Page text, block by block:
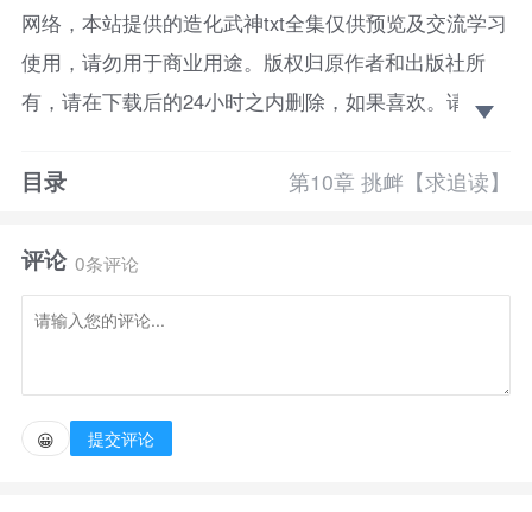
网络，本站提供的造化武神txt全集仅供预览及交流学习
使用，请勿用于商业用途。版权归原作者和出版社所
有，请在下载后的24小时之内删除，如果喜欢。请支持
无敌横推+不圣母+
“量大”管饱】穿越到武道世界的许牧，惊奇的发现，
竟然带着前世三块钱买来的‘造化神炉’，而它能帮许牧
能加速修行！
！！然后，许牧开启了坑人赚钱，飞速变强的逆天传
奇之路！
目录 第10章 挑衅【求追读】
评论 0条评论
😀 提交评论